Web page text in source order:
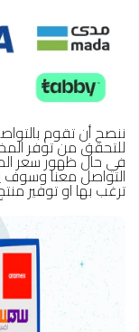
ننصح أن تقوم
للتحقق من توفر
التواصل معنا وسوف
ترغب بها او توفير